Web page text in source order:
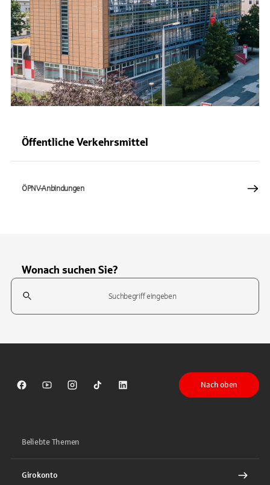
Öffentliche Verkehrsmittel
ÖPNV-Anbindungen
Wonach suchen Sie?
Suchfeld
Sparkasse auf Facebook
Sparkasse auf Youtube
Sparkasse auf Instagram
Sparkasse auf TikTok
Sparkasse auf LinkedIn
Nach oben
Beliebte Themen
Girokonto